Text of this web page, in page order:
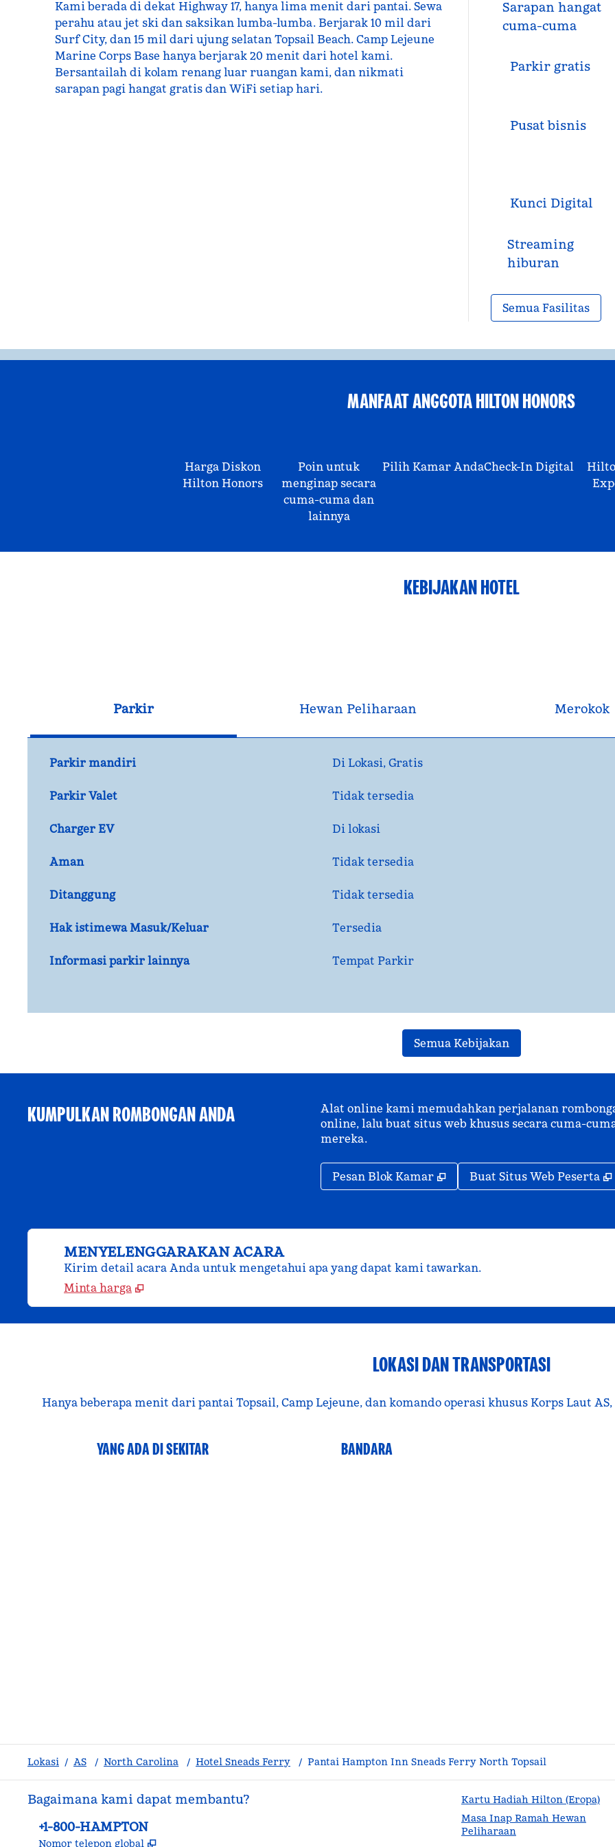
Kami berada di dekat Highway 17, hanya lima menit dari pantai. Sewa
perahu atau jet ski dan saksikan lumba-lumba. Berjarak 10 mil dari
Surf City, dan 15 mil dari ujung selatan Topsail Beach. Camp Lejeune
Marine Corps Base hanya berjarak 20 menit dari hotel kami.
Bersantailah di kolam renang luar ruangan kami, dan nikmati
sarapan pagi hangat gratis dan WiFi setiap hari.
Sarapan hangat
cuma-cuma
Parkir gratis
Pusat bisnis
Kunci Digital
Streaming
hiburan
Semua Fasilitas
MANFAAT ANGGOTA HILTON HONORS
Harga Diskon
Hilton Honors
Poin untuk
menginap secara
cuma-cuma dan
lainnya
Pilih Kamar AndaCheck-In Digital
KEBIJAKAN HOTEL
Parkir Hewan Peliharaan Merokok
Parkir mandiri Di Lokasi, Gratis
Parkir Valet Tidak tersedia
Charger EV Di lokasi
Aman Tidak tersedia
Ditanggung Tidak tersedia
Hak istimewa Masuk/Keluar Tersedia
Informasi parkir lainnya Tempat Parkir
Semua Kebijakan
KUMPULKAN ROMBONGAN ANDA
Alat online kami memudahkan perjalanan
online, lalu buat situs web khusus secara cuma-
mereka.
Pesan Blok Kamar , Buka tab baru
Buat Situs Web Peserta
MENYELENGGARAKAN ACARA
Kirim detail acara Anda untuk mengetahui apa yang dapat kami tawarkan.
Minta harga
LOKASI DAN TRANSPORTASI
Hanya beberapa menit dari pantai Topsail, Camp Lejeune, dan komando operasi khusus Korps Laut
YANG ADA DI SEKITAR BANDARA
Lokasi / AS / North Carolina / Hotel Sneads Ferry / Pantai Hampton Inn Sneads Ferry North Topsail
Bagaimana kami dapat membantu?
Telepon:
+1-800-HAMPTON
Nomor telepon global ,
Kartu Hadiah Hilton (Eropa)
Masa Inap Ramah Hewan
Peliharaan